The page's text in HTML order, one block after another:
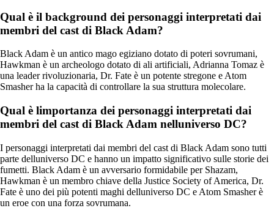
Qual è il background dei personaggi interpretati dai
membri del cast di Black Adam?
Black Adam è un antico mago egiziano dotato di poteri sovrumani,
Hawkman è un archeologo dotato di ali artificiali, Adrianna Tomaz è
una leader rivoluzionaria, Dr. Fate è un potente stregone e Atom
Smasher ha la capacità di controllare la sua struttura molecolare.
Qual è limportanza dei personaggi interpretati dai
membri del cast di Black Adam nelluniverso DC?
I personaggi interpretati dai membri del cast di Black Adam sono tutti
parte delluniverso DC e hanno un impatto significativo sulle storie dei
fumetti. Black Adam è un avversario formidabile per Shazam,
Hawkman è un membro chiave della Justice Society of America, Dr.
Fate è uno dei più potenti maghi delluniverso DC e Atom Smasher è
un eroe con una forza sovrumana.